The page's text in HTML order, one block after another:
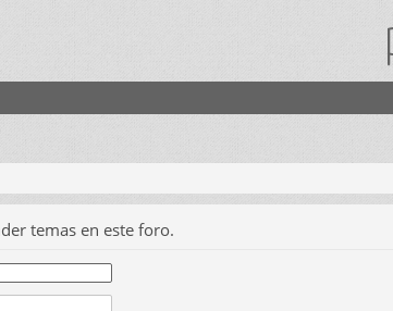
temas en este foro.